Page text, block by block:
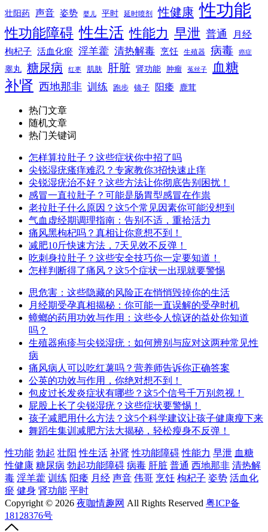
壮阳药 声音 姿势 婴儿 平时 延时喷剂 性健康 性功能
性功能障碍 性生活 性能力 早泄 普通 月经
枸杞子 活血化瘀 淫羊藿 清热解毒 烹饪 生殖器 病毒 癌症
睾丸 糖尿病 红枣 肌肤 肝脏 肾功能 肿瘤 菟丝子 血糖
补肾 西地那非 训练 跑步 镜子 阳痿 鹿茸
热门文章
随机文章
热门关键词
怎样算拉肚子？这些症状你中招了吗
尖锐湿疣瘙痒难忍？专家教你3招快速止痒
尖锐湿疣治不好？这些方法让你彻底告别困扰！
感冒一直拉肚子？可能是肠胃型感冒在作祟
老拉肚子什么原因？这5个常见因素你可能没想到
气血虚经期调理指南：告别不适，重拾活力
痛风黑枸杞吗？真相让你意想不到！
减肥10斤快速方法，7天见效不反弹！
吃刺身拉肚子？这些安全技巧你一定要知道！
怎样判断得了痛风？这5个症状一出现就要警惕
思危害：这些隐藏的风险正在悄悄毁掉你的生活
月经期受孕真相揭秘：你可能一直误解的受孕时机
蟑螂的药用功效与作用：这些令人惊讶的益处你知道
吗？
生殖器疱疹与尖锐湿疣：如何辨别与应对这两种常见性
病
痛风病人可以吃红薯吗？营养师告诉你正确答案
公英的功效与作用，你绝对想不到！
包皮过长发炎症状有哪些？这5个信号千万别忽视！
屁股上长了尖锐湿疣？这些症状要警惕！
孩子减肥用什么方法？这5个科学建议让孩子健康瘦下来
舞蹈生集训减肥方法大揭秘，轻松瘦身不反弹！
性功能 勃起 壮阳 性生活 补肾 性功能障碍 性能力 早泄 血糖
性健康 糖尿病 勃起功能障碍 病毒 肝脏 普通 西地那非 清热解
毒 淫羊藿 训练 阳痿 月经 声音 伟哥 烹饪 枸杞子 姿势 活血化
瘀 健身 肾功能 平时
Copyright © 2026 夜咖情趣网 All Rights Reserved 粤ICP备
18128376号